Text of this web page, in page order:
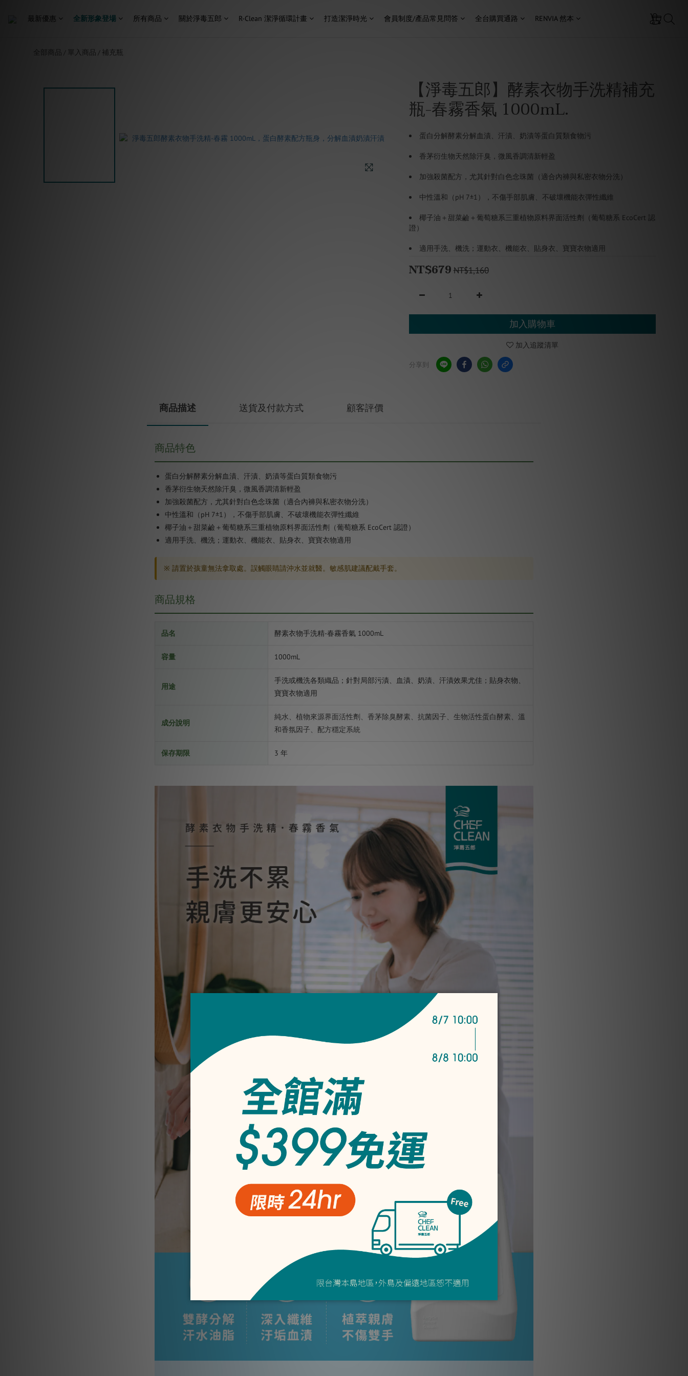
最新優惠 全新形象登場 所有商品 關於淨毒五郎 R-Clean 潔淨循環計畫 打造潔淨時光 會員制度/產品常見問答 全台購買通路 RENVIA 然本
全部商品 / 單入商品 / 補充瓶
【淨毒五郎】酵素衣物手洗精補充
瓶-春霧香氣 1000mL.
蛋白分解酵素分解血漬、汗漬、奶漬等蛋白質類食物污
香茅衍生物天然除汗臭，微風香調清新輕盈
加強殺菌配方，尤其針對白色念珠菌（適合內褲與私密衣物分洗）
中性溫和（pH 7±1），不傷手部肌膚、不破壞機能衣彈性纖維
椰子油＋甜菜鹼＋葡萄糖系三重植物原料界面活性劑（葡萄糖系 EcoCert 認
證）
適用手洗、機洗；運動衣、機能衣、貼身衣、寶寶衣物適用
NT$679 NT$1,160
加入購物車
加入追蹤清單
分享到
商品描述 送貨及付款方式 顧客評價
商品特色
蛋白分解酵素分解血漬、汗漬、奶漬等蛋白質類食物污
香茅衍生物天然除汗臭，微風香調清新輕盈
加強殺菌配方，尤其針對白色念珠菌（適合內褲與私密衣物分洗）
中性溫和（pH 7±1），不傷手部肌膚、不破壞機能衣彈性纖維
椰子油＋甜菜鹼＋葡萄糖系三重植物原料界面活性劑（葡萄糖系 EcoCert 認證）
適用手洗、機洗；運動衣、機能衣、貼身衣、寶寶衣物適用
※ 請置於孩童無法拿取處。誤觸眼睛請沖水並就醫。敏感肌建議配戴手套。
商品規格
品名 酵素衣物手洗精-春霧香氣 1000mL
容量 1000mL
用途
手洗或機洗各類織品；針對局部污漬、血漬、奶漬、汗漬效果尤佳；貼身衣物、
寶寶衣物適用
成分說明
純水、植物來源界面活性劑、香茅除臭酵素、抗菌因子、生物活性蛋白酵素、溫
和香氛因子、配方穩定系統
保存期限 3 年